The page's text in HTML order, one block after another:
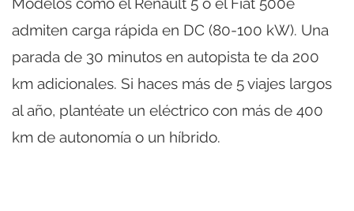
Modelos como el Renault 5 o el Fiat 500e
admiten carga rápida en DC (80-100 kW). Una
parada de 30 minutos en autopista te da 200
km adicionales. Si haces más de 5 viajes largos
al año, plantéate un eléctrico con más de 400
km de autonomía o un híbrido.